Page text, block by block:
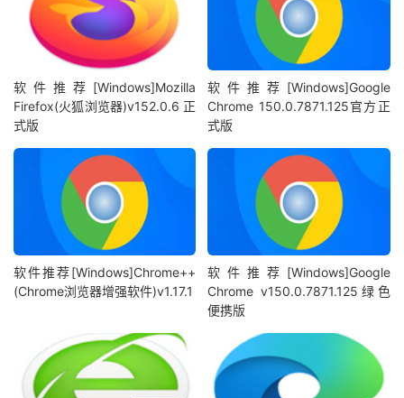
软件推荐[Windows]Mozilla
Firefox(火狐浏览器)v152.0.6 正
式版
软件推荐[Windows]Google
Chrome 150.0.7871.125官方正
式版
软件推荐[Windows]Chrome++
(Chrome浏览器增强软件)v1.17.1
软件推荐[Windows]Google
Chrome v150.0.7871.125绿色
便携版